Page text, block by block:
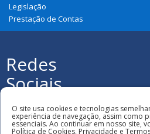
Legislação
Prestação de Contas
Redes
Sociais
Municipal de
O site usa cookies e tecnologias
experiência de navegação, assim como
essenciais. Ao continuar em nosso site,
Política de Cookies, Privacidade e